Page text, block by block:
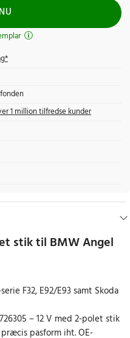
1 million tilfredse kunder
stik til BMW Angel
F32, E92/E93 samt Skoda
– 12 V med 2-polet stik
pasform iht. OE-